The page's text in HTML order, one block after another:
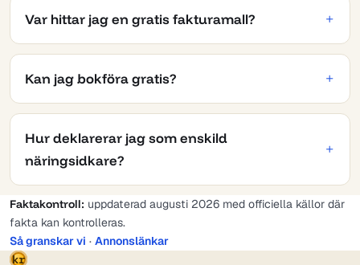
Var hittar jag en gratis fakturamall?
Kan jag bokföra gratis?
Hur deklarerar jag som enskild
näringsidkare?
Faktakontroll: uppdaterad augusti 2026 med officiella källor där
fakta kan kontrolleras.
Så granskar vi · Annonslänkar
kr